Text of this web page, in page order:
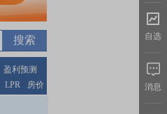
盈利预测
LPR 房价
自选
消息